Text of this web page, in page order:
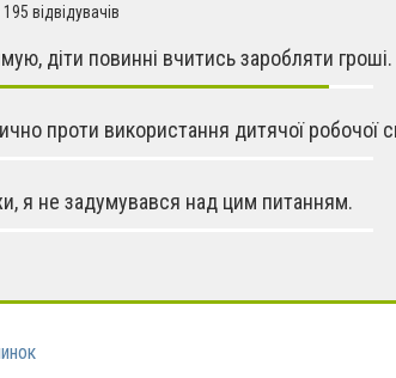
відвідувачів
діти повинні вчитись заробляти гроші.
проти використання дитячої робочої
я не задумувався над цим питанням.